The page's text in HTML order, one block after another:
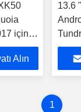
için
10.88
Alın
13.6
2017
1